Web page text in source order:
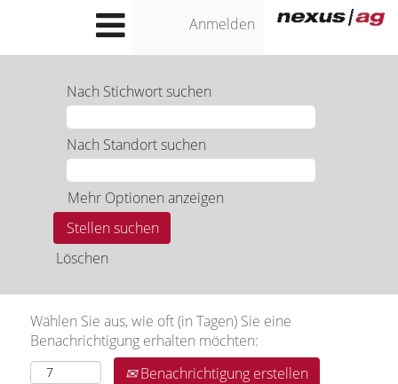
Anmelden
Nach Stichwort suchen
Nach Standort suchen
Mehr Optionen anzeigen
Löschen
Wählen Sie aus, wie oft (in Tagen) Sie eine
Benachrichtigung erhalten möchten:
Benachrichtigung erstellen